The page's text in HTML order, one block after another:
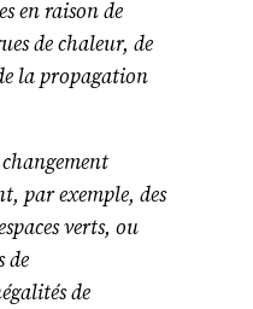
en raison de
de chaleur, de
la propagation
par exemple, des
verts, ou
de
de